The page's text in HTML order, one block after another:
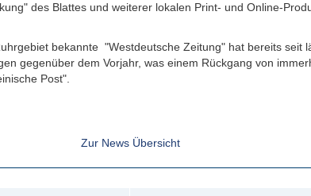
des Blattes und weiterer lokalen Print- und Online-
bekannte "Westdeutsche Zeitung" hat bereits seit
gegenüber dem Vorjahr, was einem Rückgang von
Post".
Zur News Übersicht